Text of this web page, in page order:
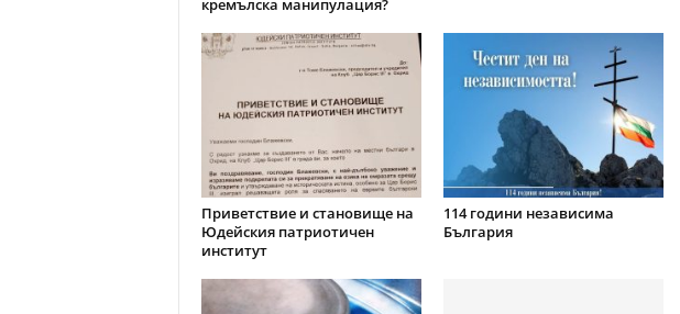
кремълска манипулация?
Приветствие и становище на
Юдейския патриотичен
институт
114 години независима
България